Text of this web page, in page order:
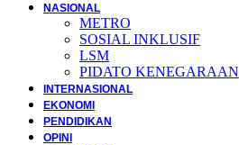
NASIONAL
METRO
SOSIAL INKLUSIF
LSM
PIDATO KENEGARAAN
INTERNASIONAL
EKONOMI
PENDIDIKAN
OPINI